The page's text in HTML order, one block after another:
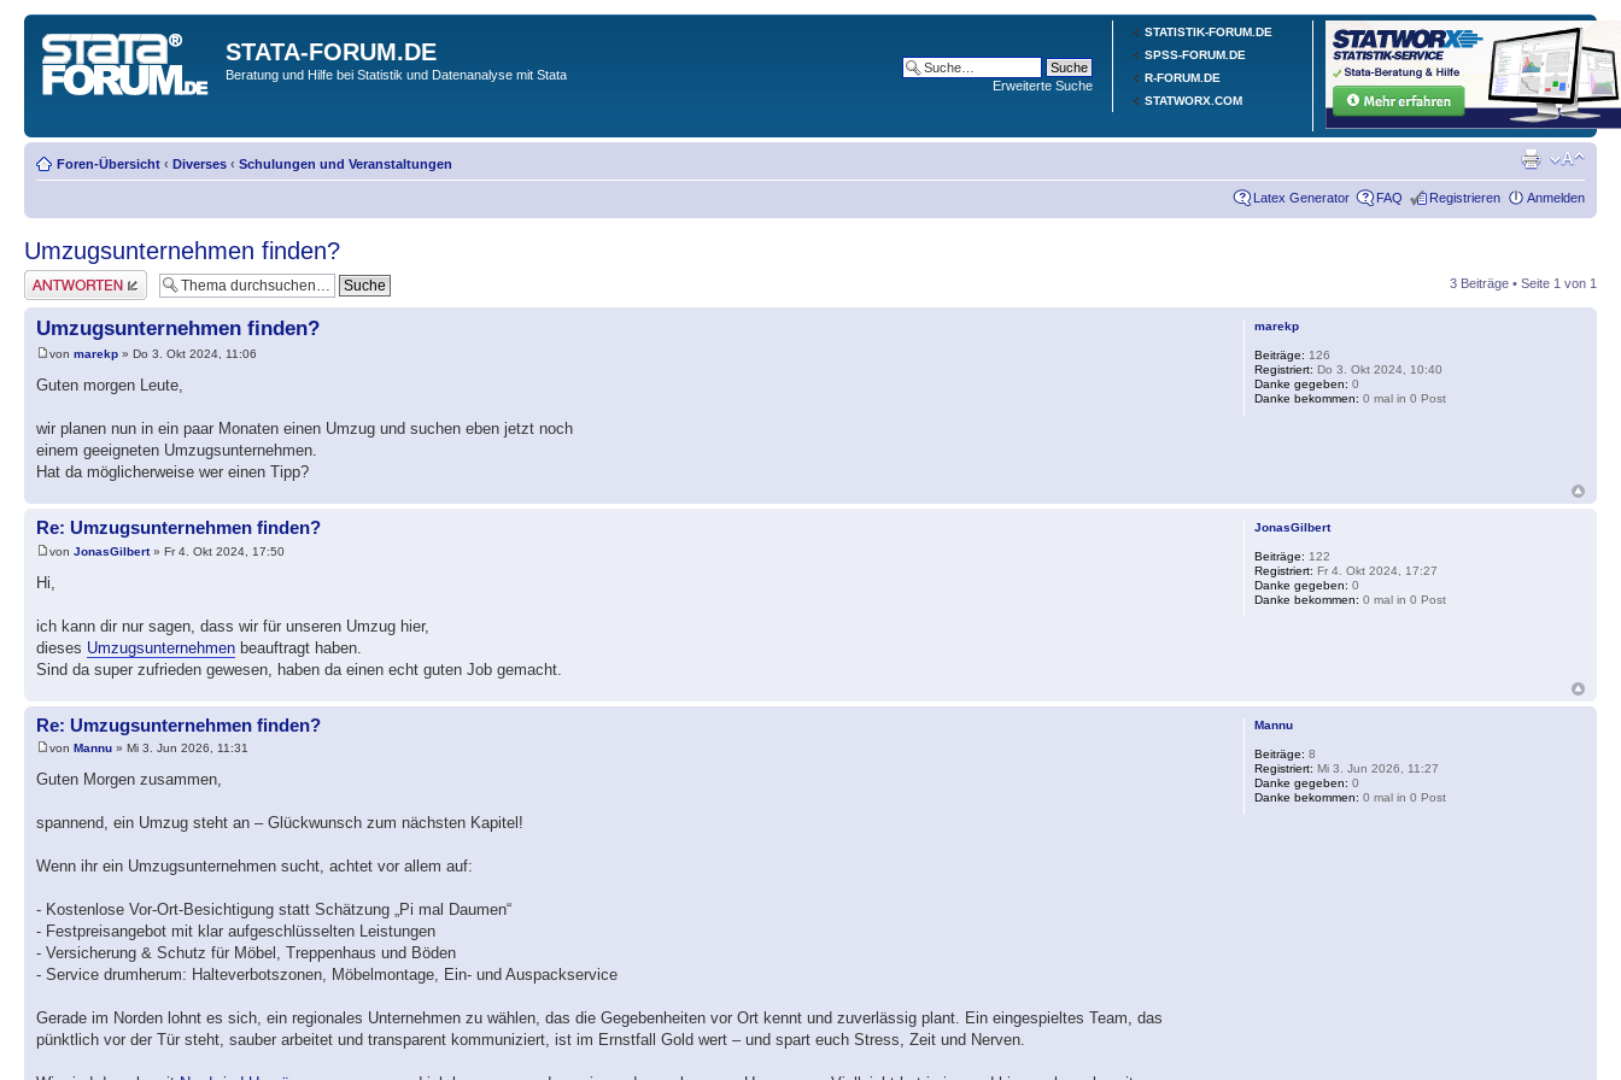
STATISTIK-FORUM.DE
SPSS-FORUM.DE
R-FORUM.DE
STATWORX.COM
STATA-FORUM.DE
Beratung und Hilfe bei Statistik und Datenanalyse mit Stata
Erweiterte Suche
Foren-Übersicht ‹ Diverses ‹ Schulungen und Veranstaltungen
Latex Generator FAQ Registrieren Anmelden
Umzugsunternehmen finden?
Antwort erstellen 3 Beiträge • Seite 1 von 1
Umzugsunternehmen finden?
von marekp » Do 3. Okt 2024, 11:06
Guten morgen Leute,
wir planen nun in ein paar Monaten einen Umzug und suchen eben jetzt noch
einem geeigneten Umzugsunternehmen.
Hat da möglicherweise wer einen Tipp?
marekp
Beiträge: 126
Registriert: Do 3. Okt 2024, 10:40
Danke gegeben: 0
Danke bekommen: 0 mal in 0 Post
Re: Umzugsunternehmen finden?
von JonasGilbert» Fr 4. Okt 2024, 17:50
Hi,
ich kann dir nur sagen, dass wir für unseren Umzug hier,
dieses Umzugsunternehmen beauftragt haben.
Sind da super zufrieden gewesen, haben da einen echt guten Job gemacht.
JonasGilbert
Beiträge: 122
Registriert: Fr 4. Okt 2024, 17:27
Danke gegeben: 0
Danke bekommen: 0 mal in 0 Post
Re: Umzugsunternehmen finden?
von Mannu » Mi 3. Jun 2026, 11:31
Guten Morgen zusammen,
spannend, ein Umzug steht an – Glückwunsch zum nächsten Kapitel!
Wenn ihr ein Umzugsunternehmen sucht, achtet vor allem auf:
- Kostenlose Vor-Ort-Besichtigung statt Schätzung „Pi mal Daumen“
- Festpreisangebot mit klar aufgeschlüsselten Leistungen
- Versicherung & Schutz für Möbel, Treppenhaus und Böden
- Service drumherum: Halteverbotszonen, Möbelmontage, Ein- und Auspackservice
Gerade im Norden lohnt es sich, ein regionales Unternehmen zu wählen, das die Gegebenheiten vor Ort kennt und zuverlässig plant. Ein eingespieltes Team, das
pünktlich vor der Tür steht, sauber arbeitet und transparent kommuniziert, ist im Ernstfall Gold wert – und spart euch Stress, Zeit und Nerven.
Mannu
Beiträge: 8
Registriert: Mi 3. Jun 2026, 11:27
Danke gegeben: 0
Danke bekommen: 0 mal in 0 Post